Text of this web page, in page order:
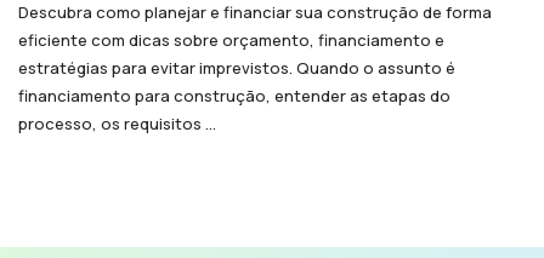
Descubra como planejar e financiar sua construção de forma
eficiente com dicas sobre orçamento, financiamento e
estratégias para evitar imprevistos. Quando o assunto é
financiamento para construção, entender as etapas do
processo, os requisitos ...